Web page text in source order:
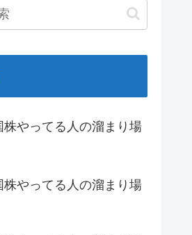
株やってる人の溜まり場
株やってる人の溜まり場